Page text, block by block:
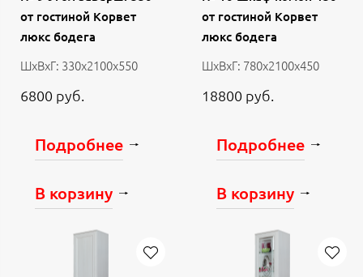
от гостиной Корвет
люкс бодега
ШхВхГ: 330х2100х550
6800 руб.
Подробнее
В корзину
от гостиной Корвет
люкс бодега
ШхВхГ: 780х2100х450
18800 руб.
Подробнее
В корзину